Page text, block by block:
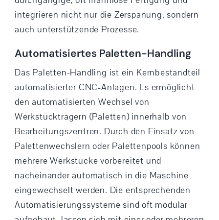
integrieren nicht nur die Zerspanung, sondern
auch unterstützende Prozesse.
Automatisiertes Paletten-Handling
Das Paletten-Handling ist ein Kernbestandteil
automatisierter CNC-Anlagen. Es ermöglicht
den automatisierten Wechsel von
Werkstückträgern (Paletten) innerhalb von
Bearbeitungszentren. Durch den Einsatz von
Palettenwechslern oder Palettenpools können
mehrere Werkstücke vorbereitet und
nacheinander automatisch in die Maschine
eingewechselt werden. Die entsprechenden
Automatisierungssysteme sind oft modular